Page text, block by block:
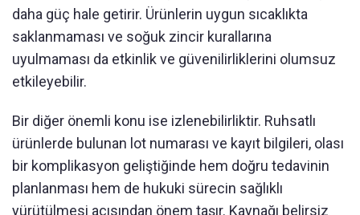
daha güç hale getirir. Ürünlerin uygun sıcaklıkta
saklanmaması ve soğuk zincir kurallarına
uyulmaması da etkinlik ve güvenilirliklerini olumsuz
etkileyebilir.
Bir diğer önemli konu ise izlenebilirliktir. Ruhsatlı
ürünlerde bulunan lot numarası ve kayıt bilgileri, olası
bir komplikasyon geliştiğinde hem doğru tedavinin
planlanması hem de hukuki sürecin sağlıklı
yürütülmesi açısından önem taşır. Kaynağı belirsiz